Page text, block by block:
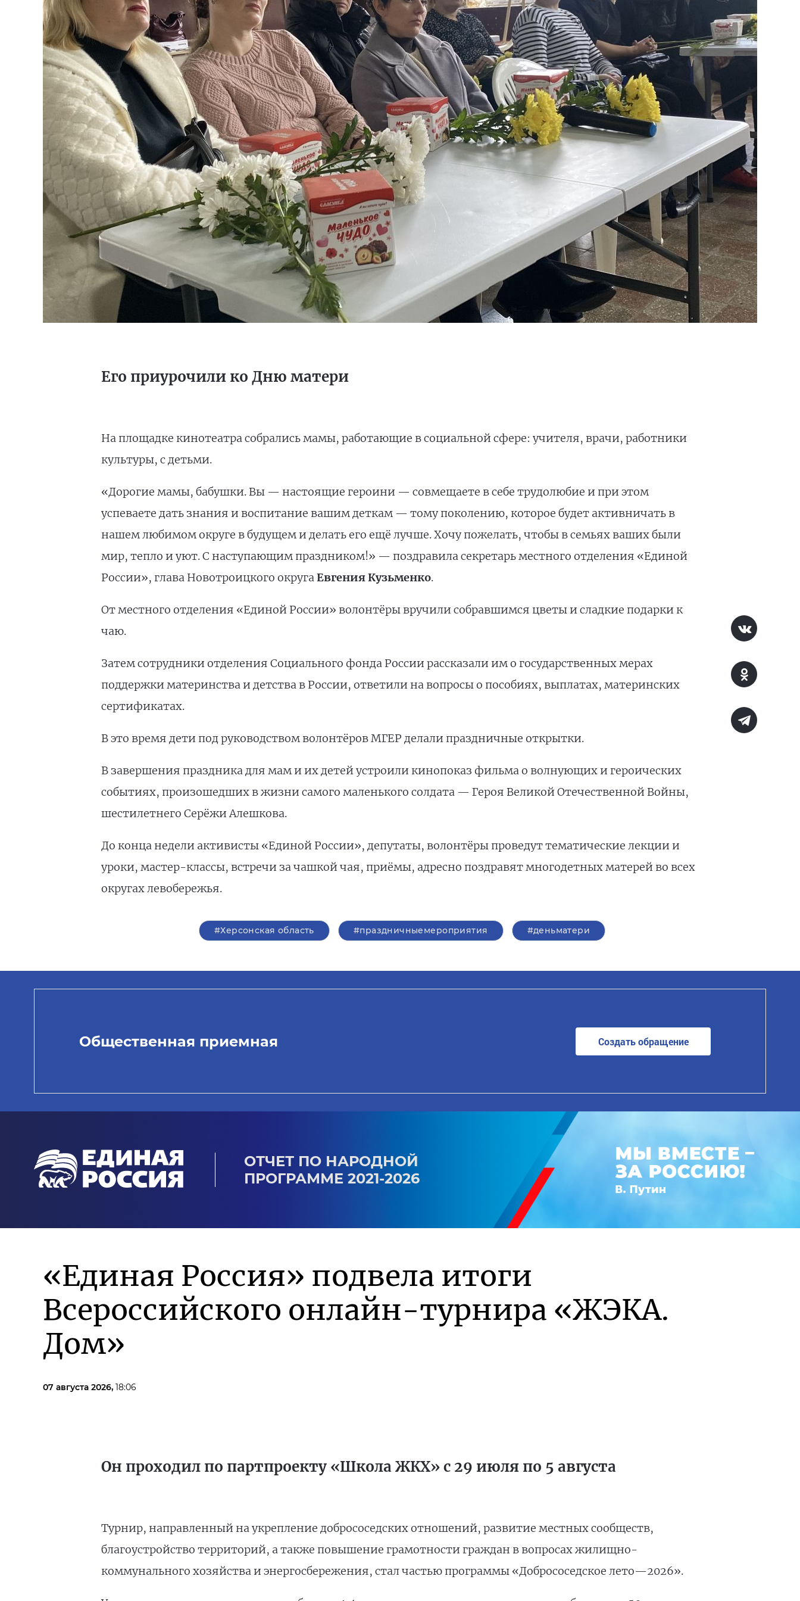
Его приурочили ко Дню матери
На площадке кинотеатра собрались мамы, работающие в социальной сфере: учителя, врачи, работники
культуры, с детьми.
«Дорогие мамы, бабушки. Вы — настоящие героини — совмещаете в себе трудолюбие и при этом
успеваете дать знания и воспитание вашим деткам — тому поколению, которое будет активничать в
нашем любимом округе в будущем и делать его ещё лучше. Хочу пожелать, чтобы в семьях ваших были
мир, тепло и уют. С наступающим праздником!» — поздравила секретарь местного отделения «Единой
России», глава Новотроицкого округаЕвгения Кузьменко.
От местного отделения «Единой России» волонтёры вручили собравшимся цветы и сладкие подарки к
чаю.
Затем сотрудники отделения Социального фонда России рассказали им о государственных мерах
поддержки материнства и детства в России, ответили на вопросы о пособиях, выплатах, материнских
сертификатах.
В это время дети под руководством волонтёров МГЕР делали праздничные открытки.
В завершения праздника для мам и их детей устроили кинопоказ фильма о волнующих и героических
событиях, произошедших в жизни самого маленького солдата — Героя Великой Отечественной Войны,
шестилетнего Серёжи Алешкова.
До конца недели активисты «Единой России», депутаты, волонтёры проведут тематические лекции и
уроки, мастер-классы, встречи за чашкой чая, приёмы, адресно поздравят многодетных матерей во всех
округах левобережья.
#Херсонская область #праздничныемероприятия #деньматери
Общественная приемная Создать обращение
ОТЧЕТ ПО НАРОДНОЙ
ПРОГРАММЕ 2021-2026
«Единая Россия» подвела итоги
Всероссийского онлайн-турнира «ЖЭКА.
Дом»
07 августа 2026, 18:06
Он проходил по партпроекту «Школа ЖКХ» с 29 июля по 5 августа
Турнир, направленный на укрепление добрососедских отношений, развитие местных сообществ,
благоустройство территорий, а также повышение грамотности граждан в вопросах жилищно-
коммунального хозяйства и энергосбережения, стал частью программы «Добрососедское лето—2026».